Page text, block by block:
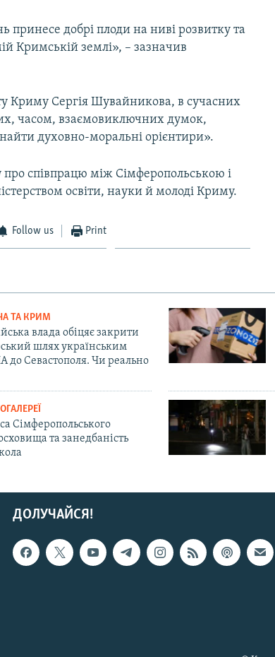
добрі плоди на ниві розвитку та
Кримській землі», – зазначив
Криму Сергія Шувайникова, в сучасних
часом, взаємовиключних думок,
духовно-моральні орієнтири».
про співпрацю між Сімферопольською і
освіти, науки й молоді Криму.
Follow us Print
ТА КРИМ
влада обіцяє закрити
шлях українським
до Севастополя. Чи реально
Сімферопольського
та занедбаність
ДОЛУЧАЙСЯ!